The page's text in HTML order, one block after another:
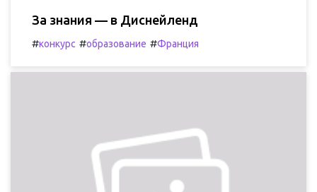
За знания — в Диснейленд
#конкурс #образование #Франция